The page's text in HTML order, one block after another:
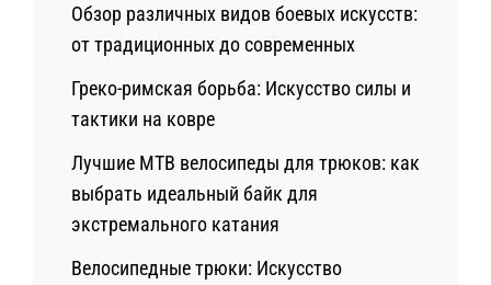
Обзор различных видов боевых искусств:
от традиционных до современных
Греко-римская борьба: Искусство силы и
тактики на ковре
Лучшие MTB велосипеды для трюков: как
выбрать идеальный байк для
экстремального катания
Велосипедные трюки: Искусство